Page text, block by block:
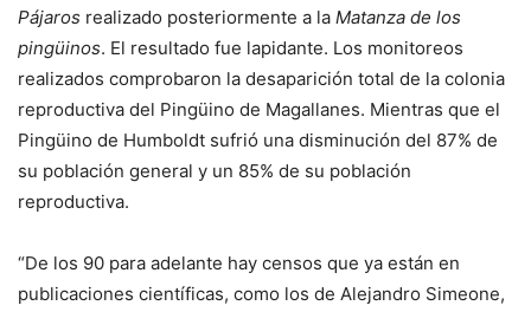
Pájaros realizado posteriormente a la Matanza de los
pingüinos. El resultado fue lapidante. Los monitoreos
realizados comprobaron la desaparición total de la colonia
reproductiva del Pingüino de Magallanes. Mientras que el
Pingüino de Humboldt sufrió una disminución del 87% de
su población general y un 85% de su población
reproductiva.
“De los 90 para adelante hay censos que ya están en
publicaciones científicas, como los de Alejandro Simeone,